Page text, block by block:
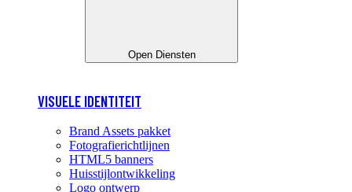
Open Diensten
VISUELE IDENTITEIT
Brand Assets pakket
Fotografierichtlijnen
HTML5 banners
Huisstijlontwikkeling
Logo ontwerp